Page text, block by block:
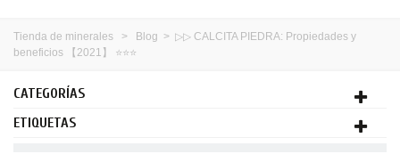
Tienda de minerales > Blog > ▷▷ CALCITA PIEDRA: Propiedades y
beneficios 【2021】 ⭐⭐⭐
CATEGORÍAS
ETIQUETAS